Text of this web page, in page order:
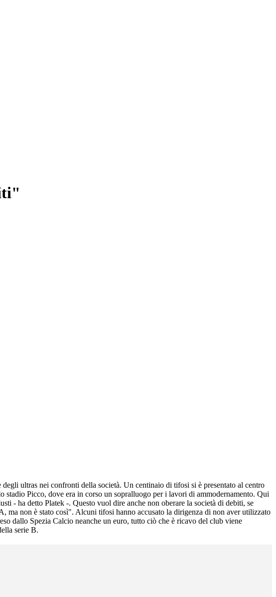
ultras nei confronti della società. Un centinaio di tifosi si è presentato al centro
Picco, dove era in corso un sopralluogo per i lavori di ammodernamento. Qui
- ha detto Platek -. Questo vuol dire anche non oberare la società di debiti, se
ma non è stato così". Alcuni tifosi hanno accusato la dirigenza di non aver utilizzato
dallo Spezia Calcio neanche un euro, tutto ciò che è ricavo del club viene
serie B.